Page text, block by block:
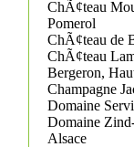
ChÃ¢teau
Pomerol
ChÃ¢teau de
ChÃ¢teau
Bergeron,
Champagne
Domaine
Domaine
Alsace